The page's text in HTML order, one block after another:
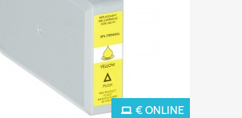
€ ONLINE